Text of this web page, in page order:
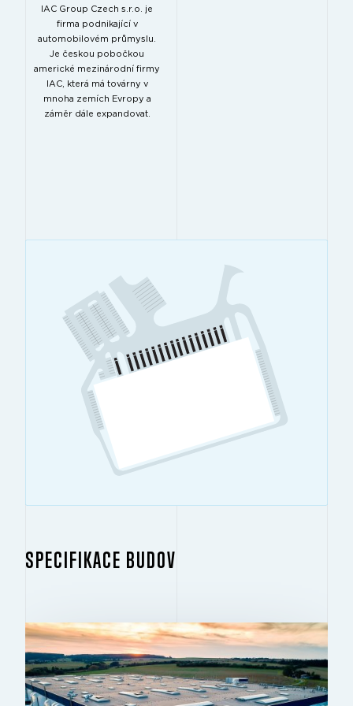
IAC Group Czech s.r.o. je
firma podnikající v
automobilovém průmyslu.
Je českou pobočkou
americké mezinárodní firmy
IAC, která má továrny v
mnoha zemích Evropy a
záměr dále expandovat.
SPECIFIKACE BUDOV
BUDOVA 1
14 015 M
2